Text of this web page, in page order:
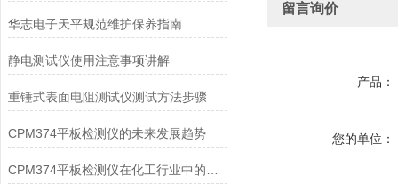
华志电子天平规范维护保养指南
静电测试仪使用注意事项讲解
重锤式表面电阻测试仪测试方法步骤
CPM374平板检测仪的未来发展趋势
留言询价
产品：
您的单位：